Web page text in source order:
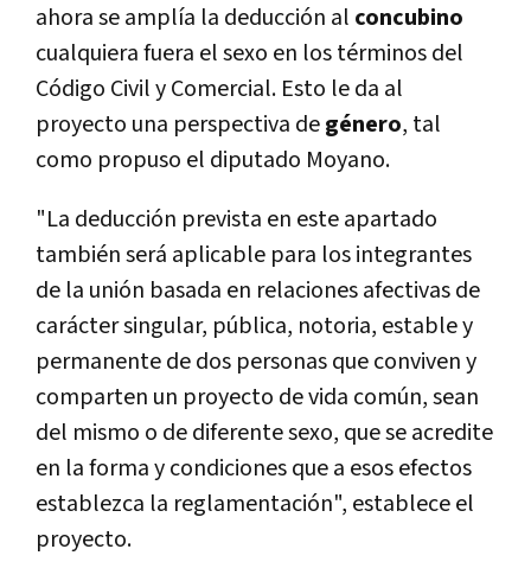
ahora se amplía la deducción al concubino
cualquiera fuera el sexo en los términos del
Código Civil y Comercial. Esto le da al
proyecto una perspectiva degénero, tal
como propuso el diputado Moyano.
"La deducción prevista en este apartado
también será aplicable para los integrantes
de la unión basada en relaciones afectivas de
carácter singular, pública, notoria, estable y
permanente de dos personas que conviven y
comparten un proyecto de vida común, sean
del mismo o de diferente sexo, que se acredite
en la forma y condiciones que a esos efectos
establezca la reglamentación", establece el
proyecto.